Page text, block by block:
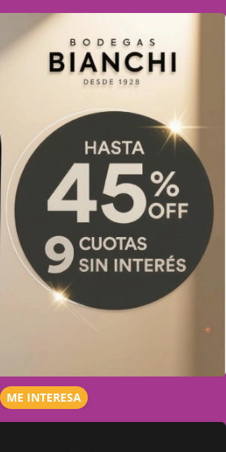
ME INTERESA